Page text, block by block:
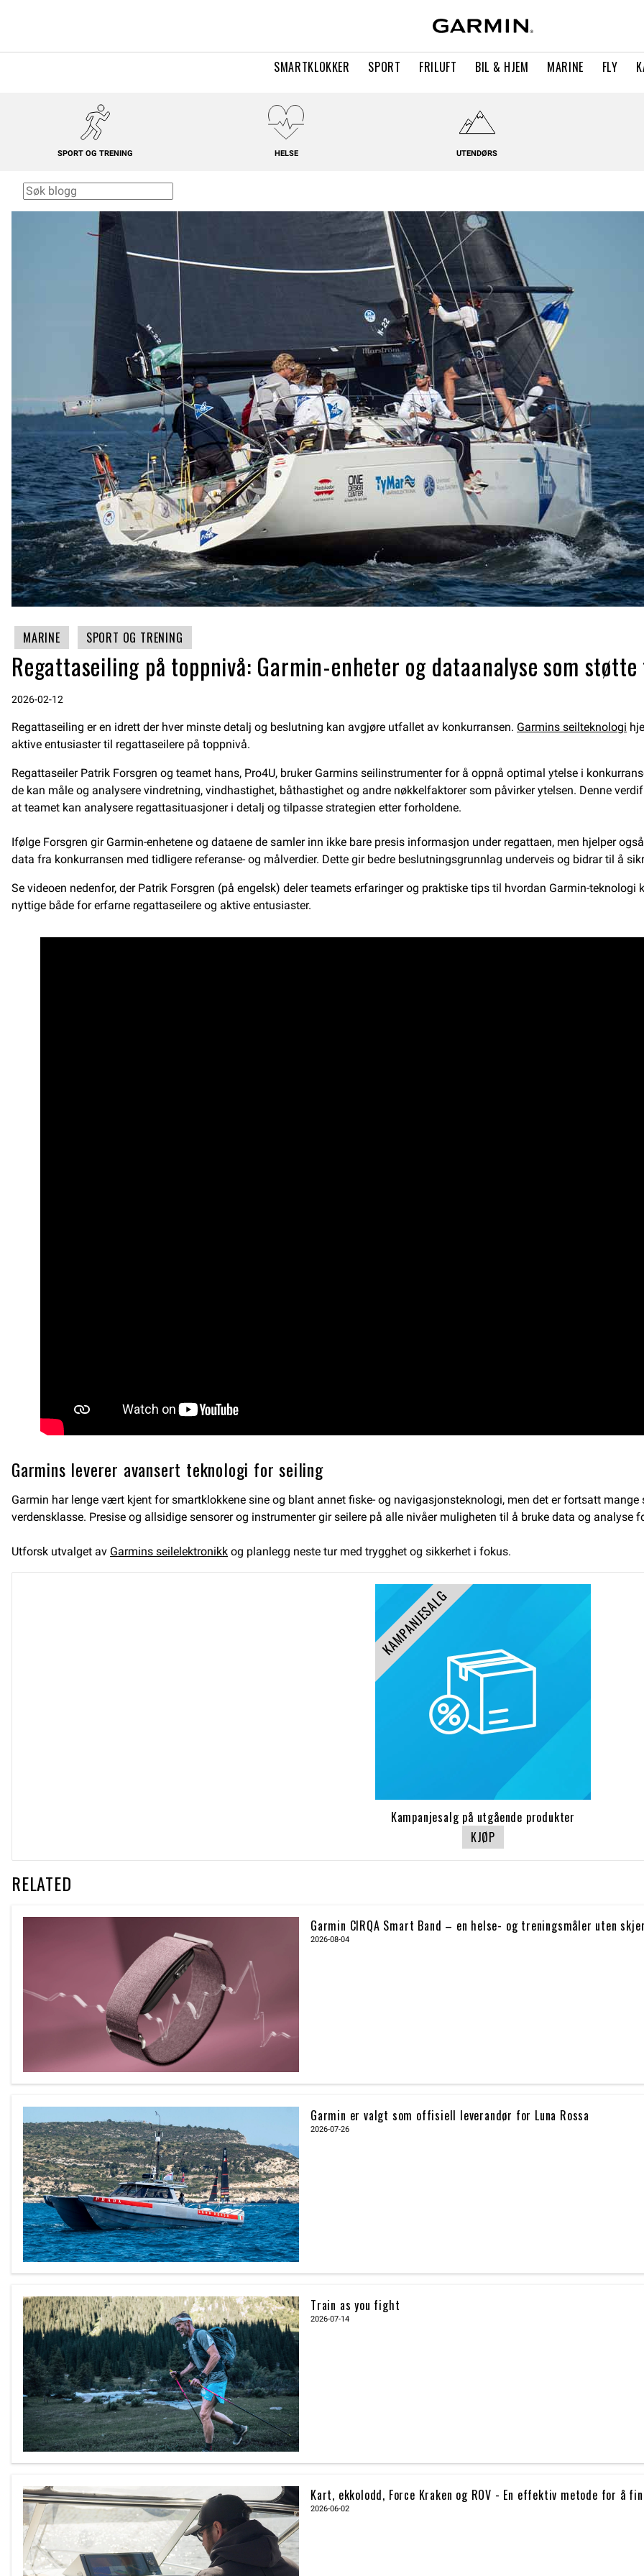
SMARTKLOKKER SPORT FRILUFT BIL & HJEM MARINE FLY
SPORT OG TRENING HELSE UTENDØRS
MARINE SPORT OG TRENING
Regattaseiling på toppnivå: Garmin-enheter og dataanalyse som
2026-02-12
Regattaseiling er en idrett der hver minste detalj og beslutning kan avgjøre utfallet av konkurransen. Garmins seilteknologi
aktive entusiaster til regattaseilere på toppnivå.
Regattaseiler Patrik Forsgren og teamet hans, Pro4U, bruker Garmins seilinstrumenter for å oppnå optimal ytelse i
de kan måle og analysere vindretning, vindhastighet, båthastighet og andre nøkkelfaktorer som påvirker ytelsen. Denne
at teamet kan analysere regattasituasjoner i detalj og tilpasse strategien etter forholdene.
Ifølge Forsgren gir Garmin-enhetene og dataene de samler inn ikke bare presis informasjon under regattaen, men hjelper
data fra konkurransen med tidligere referanse- og målverdier. Dette gir bedre beslutningsgrunnlag underveis og bidrar til å
Se videoen nedenfor, der Patrik Forsgren (på engelsk) deler teamets erfaringer og praktiske tips til hvordan Garmin-
nyttige både for erfarne regattaseilere og aktive entusiaster.
Garmins leverer avansert teknologi for seiling
Garmin har lenge vært kjent for smartklokkene sine og blant annet fiske- og navigasjonsteknologi, men det er fortsatt
verdensklasse. Presise og allsidige sensorer og instrumenter gir seilere på alle nivåer muligheten til å bruke data og
Utforsk utvalget av Garmins seilelektronikk og planlegg neste tur med trygghet og sikkerhet i fokus.
KAMPANJESALG
Kampanjesalg på utgående produkter
KJØP
RELATED
Garmin CIRQA Smart Band – en helse- og treningsmåler uten
2026-08-04
Garmin er valgt som offisiell leverandør for Luna Rossa
2026-07-26
Train as you fight
2026-07-14
Kart, ekkolodd, Force Kraken og ROV - En effektiv metode for å
2026-06-02